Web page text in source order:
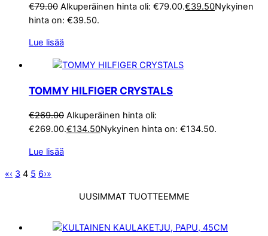
€79.00 Alkuperäinen hinta oli: €79.00.€39.50Nykyinen
hinta on: €39.50.
Lue lisää
TOMMY HILFIGER CRYSTALS
€269.00 Alkuperäinen hinta oli:
€269.00.€134.50Nykyinen hinta on: €134.50.
Lue lisää
«‹ 3 4 5 6›»
UUSIMMAT TUOTTEEMME